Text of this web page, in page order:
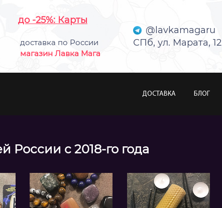
до -25%: Карты
доставка по России
магазин Лавка Мага
@lavkamagaru
СПб, ул. Марата, 12
ДОСТАВКА БЛОГ
России с 2018-го года